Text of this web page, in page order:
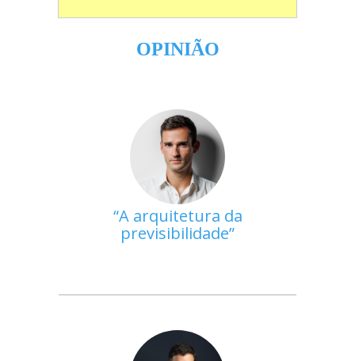
OPINIÃO
A arquitetura da
previsibilidade